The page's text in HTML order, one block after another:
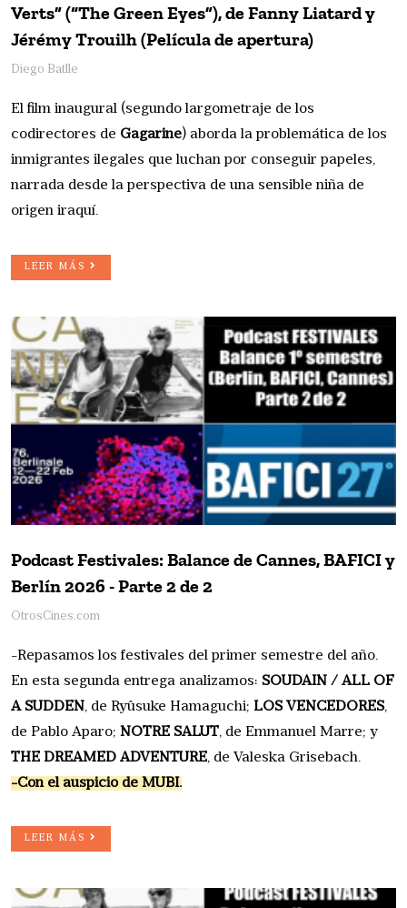
Verts” (“The Green Eyes”), de Fanny Liatard y
Jérémy Trouilh (Película de apertura)
Diego Batlle
El film inaugural (segundo largometraje de los
codirectores de Gagarine) aborda la problemática de los
inmigrantes ilegales que luchan por conseguir papeles,
narrada desde la perspectiva de una sensible niña de
origen iraquí.
LEER MÁS
Podcast Festivales: Balance de Cannes, BAFICI y
Berlín 2026 - Parte 2 de 2
OtrosCines.com
-Repasamos los festivales del primer semestre del año.
En esta segunda entrega analizamos: SOUDAIN / ALL OF
A SUDDEN , de Ryûsuke Hamaguchi; LOS VENCEDORES,
de Pablo Aparo; NOTRE SALUT, de Emmanuel Marre; y
THE DREAMED ADVENTURE, de Valeska Grisebach.
-Con el auspicio de MUBI.
LEER MÁS